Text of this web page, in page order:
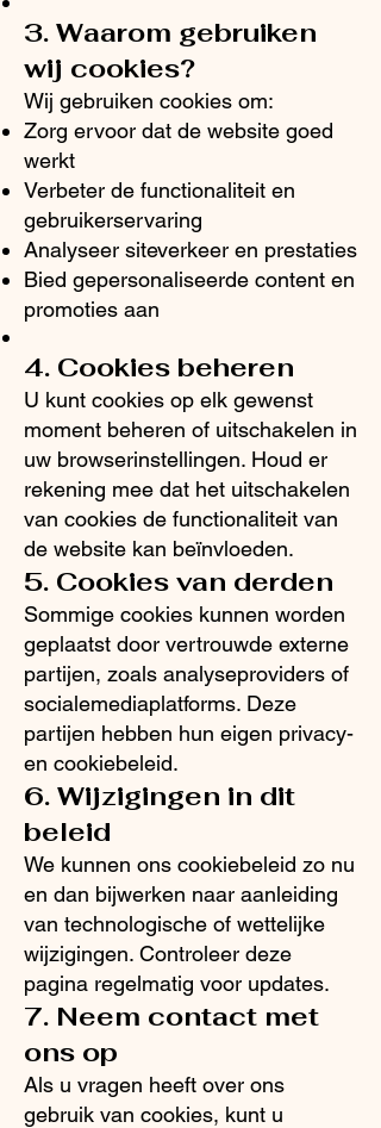
3. Waarom gebruiken
wij cookies?
Wij gebruiken cookies om:
Zorg ervoor dat de website goed
werkt
Verbeter de functionaliteit en
gebruikerservaring
Analyseer siteverkeer en prestaties
Bied gepersonaliseerde content en
promoties aan
4. Cookies beheren
U kunt cookies op elk gewenst
moment beheren of uitschakelen in
uw browserinstellingen. Houd er
rekening mee dat het uitschakelen
van cookies de functionaliteit van
de website kan beïnvloeden.
5. Cookies van derden
Sommige cookies kunnen worden
geplaatst door vertrouwde externe
partijen, zoals analyseproviders of
socialemediaplatforms. Deze
partijen hebben hun eigen privacy-
en cookiebeleid.
6. Wijzigingen in dit
beleid
We kunnen ons cookiebeleid zo nu
en dan bijwerken naar aanleiding
van technologische of wettelijke
wijzigingen. Controleer deze
pagina regelmatig voor updates.
7. Neem contact met
ons op
Als u vragen heeft over ons
gebruik van cookies, kunt u